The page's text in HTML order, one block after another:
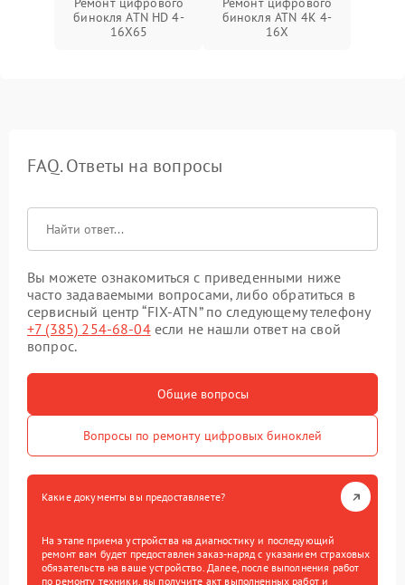
бинокля ATN HD 4-
16X65
бинокля ATN 4K 4-
16X
FAQ. Ответы на вопросы
Вы можете ознакомиться с приведенными ниже
часто задаваемыми вопросами, либо обратиться в
сервисный центр “FIX-ATN” по следующему телефону
+7 (385) 254-68-04если не нашли ответ на свой
вопрос.
Общие вопросы
Вопросы по ремонту цифровых биноклей
Какие документы вы предоставляете?
На этапе приема устройства на диагностику и последующий
ремонт вам будет предоставлен заказ-наряд с указанием страховых
обязательств на ваше устройство. Далее, после выполнения работ
по ремонту техники, вы получите акт выполненных работ и